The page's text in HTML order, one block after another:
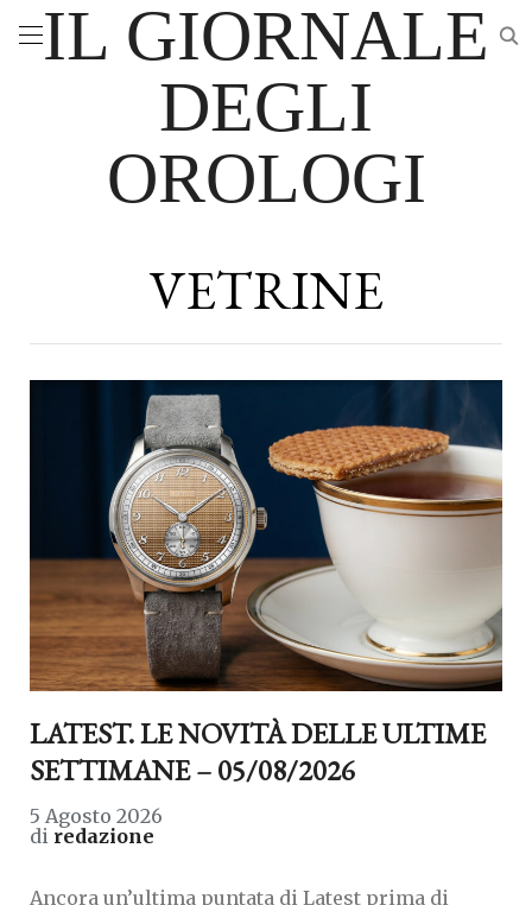
IL GIORNALE
DEGLI
OROLOGI
VETRINE
LATEST. LE NOVITÀ DELLE ULTIME
SETTIMANE – 05/08/2026
5 Agosto 2026
di redazione
Ancora un’ultima puntata di Latest prima di